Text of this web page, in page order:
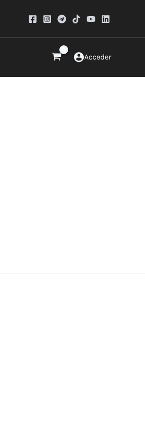
Acceder